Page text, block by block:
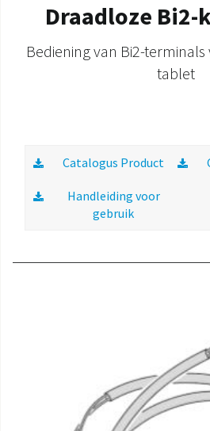
Draadloze Bi2-
Bediening van Bi2-
tablet
Catalogus Product
Handleiding voor
gebruik